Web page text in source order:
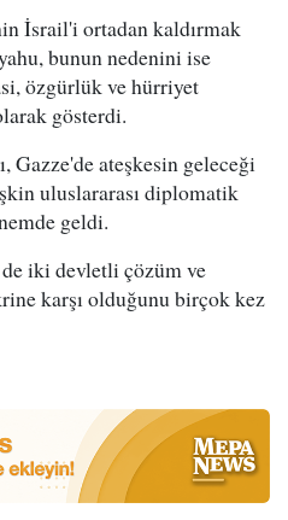
İsrail'i ortadan kaldırmak
bunun nedenini ise
özgürlük ve hürriyet
gösterdi.
Gazze'de ateşkesin geleceği
uluslararası diplomatik
geldi.
iki devletli çözüm ve
karşı olduğunu birçok kez